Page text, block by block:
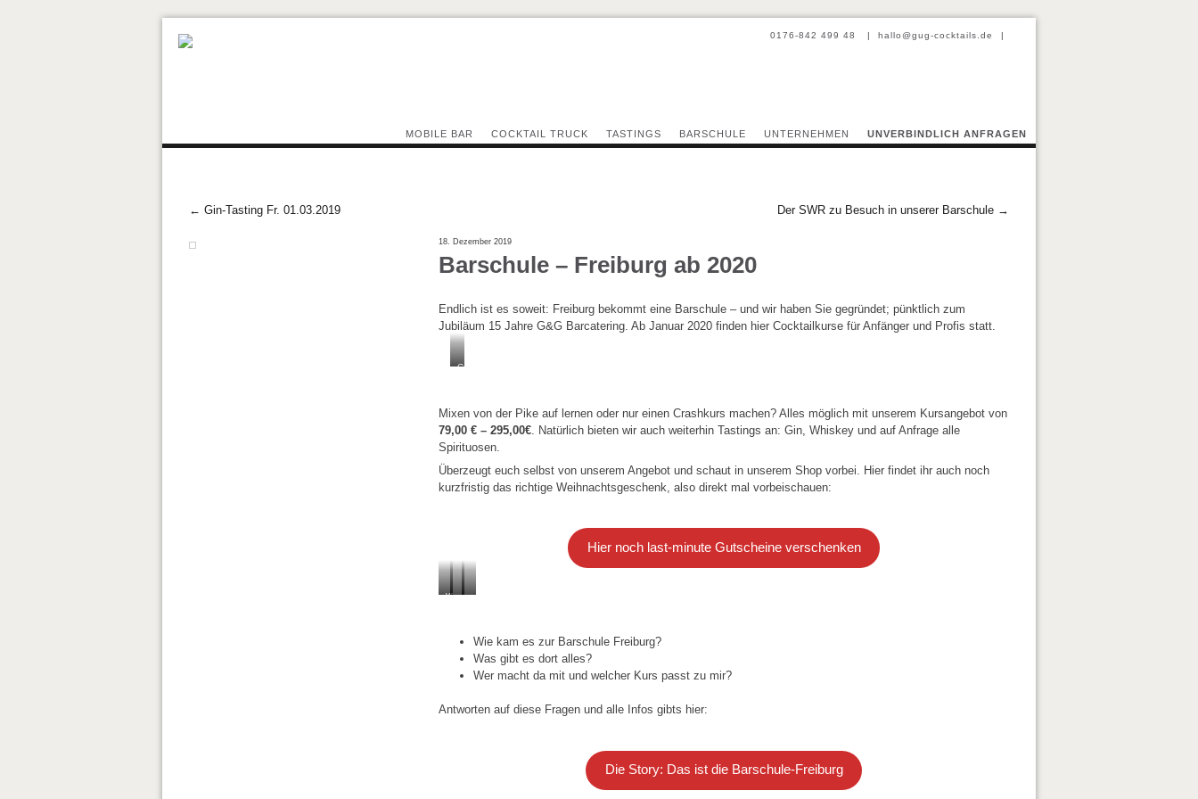
0176-842 499 48 | hallo@gug-cocktails.de |
MOBILE BAR COCKTAIL TRUCK TASTINGS BARSCHULE UNTERNEHMEN UNVERBINDLICH ANFRAGEN
← Gin-Tasting Fr. 01.03.2019 Der SWR zu Besuch in unserer Barschule →
18. Dezember 2019
Barschule – Freiburg ab 2020
Endlich ist es soweit: Freiburg bekommt eine Barschule – und wir haben Sie gegründet; pünktlich zum
Jubiläum 15 Jahre G&G Barcatering. Ab Januar 2020 finden hier Cocktailkurse für Anfänger und Profis statt.
Cocktailkurse
€
Mixen von der Pike auf lernen oder nur einen Crashkurs machen? Alles möglich mit unserem Kursangebot von
79,00 € – 295,00€. Natürlich bieten wir auch weiterhin Tastings an: Gin, Whiskey und auf Anfrage alle
Spirituosen.
Überzeugt euch selbst von unserem Angebot und schaut in unserem Shop vorbei. Hier findet ihr auch noch
kurzfristig das richtige Weihnachtsgeschenk, also direkt mal vorbeischauen:
Hier noch last-minute Gutscheine verschenken
vom… …
Cocktail-
Trend
Wie kam es zur Barschule Freiburg?
Was gibt es dort alles?
Wer macht da mit und welcher Kurs passt zu mir?
Antworten auf diese Fragen und alle Infos gibts hier:
Die Story: Das ist die Barschule-Freiburg